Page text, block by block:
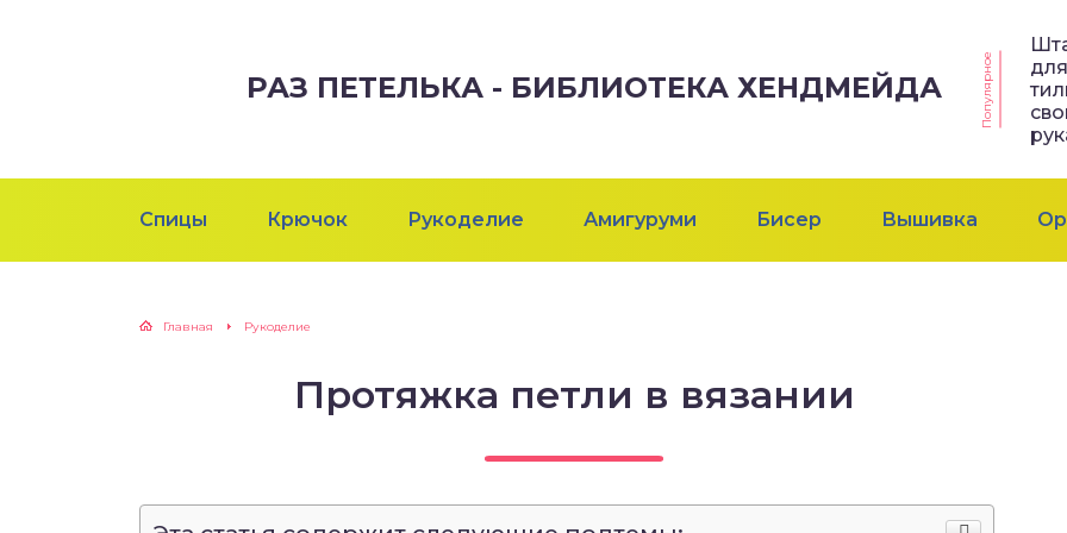
РАЗ ПЕТЕЛЬКА - БИБЛИОТЕКА ХЕНДМЕЙДА Популярное
для
Спицы Крючок Рукоделие Амигуруми Бисер Вышивка
Главная Рукоделие
Протяжка петли в вязании